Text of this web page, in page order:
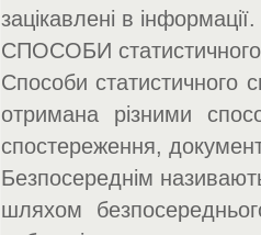
зацікавлені в інформації.
СПОСОБИ
Способи статистичного
отримана різними
спостереження,
Безпосереднім
шляхом